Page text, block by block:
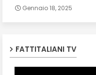
Gennaio 18, 2025
FATTITALIANI TV